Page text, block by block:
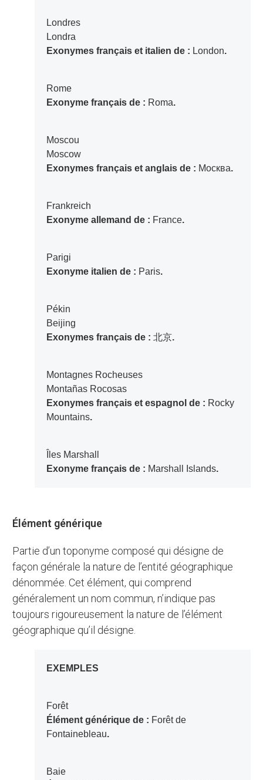
Londres
Londra
Exonymes français et italien de : London.
Rome
Exonyme français de : Roma.
Moscou
Moscow
Exonymes français et anglais de : Москва.
Frankreich
Exonyme allemand de : France.
Parigi
Exonyme italien de : Paris.
Pékin
Beijing
Exonymes français de : 北京.
Montagnes Rocheuses
Montañas Rocosas
Exonymes français et espagnol de : Rocky
Mountains.
Îles Marshall
Exonyme français de : Marshall Islands.
Élément générique
Partie d’un toponyme composé qui désigne de
façon générale la nature de l’entité géographique
dénommée. Cet élément, qui comprend
généralement un nom commun, n’indique pas
toujours rigoureusement la nature de l’élément
géographique qu’il désigne.
EXEMPLES
Forêt
Élément générique de : Forêt de
Fontainebleau.
Baie